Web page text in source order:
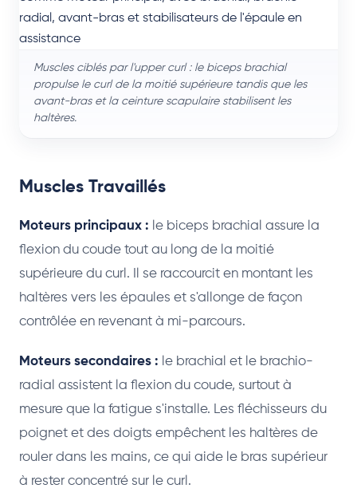
Muscles ciblés par l'upper curl : le biceps brachial
propulse le curl de la moitié supérieure tandis que les
avant-bras et la ceinture scapulaire stabilisent les
haltères.
Muscles Travaillés
Moteurs principaux : le biceps brachial assure la
flexion du coude tout au long de la moitié
supérieure du curl. Il se raccourcit en montant les
haltères vers les épaules et s'allonge de façon
contrôlée en revenant à mi-parcours.
Moteurs secondaires : le brachial et le brachio-
radial assistent la flexion du coude, surtout à
mesure que la fatigue s'installe. Les fléchisseurs du
poignet et des doigts empêchent les haltères de
rouler dans les mains, ce qui aide le bras supérieur
à rester concentré sur le curl.